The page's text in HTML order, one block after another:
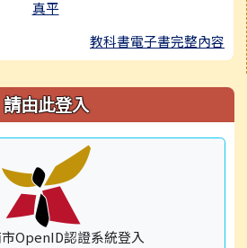
真平
教科書電子書完整內容
請由此登入
OpenID認證系統登入